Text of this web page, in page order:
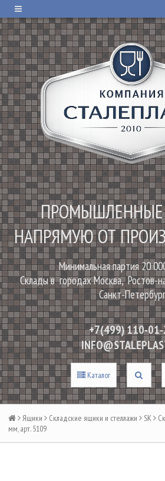
НАПРЯМУЮ ОТ
Минимальная партия 20
Склады в городах Москва,
Санкт-Петербург
+7(499) 110-
Каталог
Ящики Складские ящики и стеллажи SK
мм, арт. 5109